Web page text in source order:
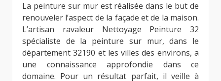
La peinture sur mur est réalisée dans le but de
renouveler l’aspect de la façade et de la maison.
L’artisan ravaleur Nettoyage Peinture 32
spécialiste de la peinture sur mur, dans le
département 32190 et les villes des environs, a
une connaissance approfondie dans ce
domaine. Pour un résultat parfait, il veille à